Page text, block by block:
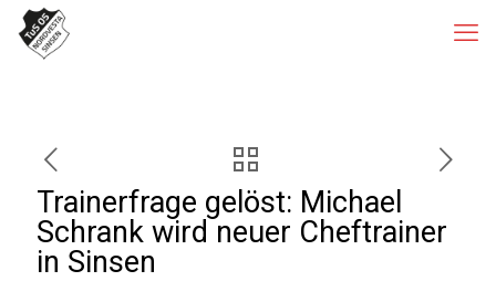
Trainerfrage gelöst: Michael
Schrank wird neuer Cheftrainer
in Sinsen